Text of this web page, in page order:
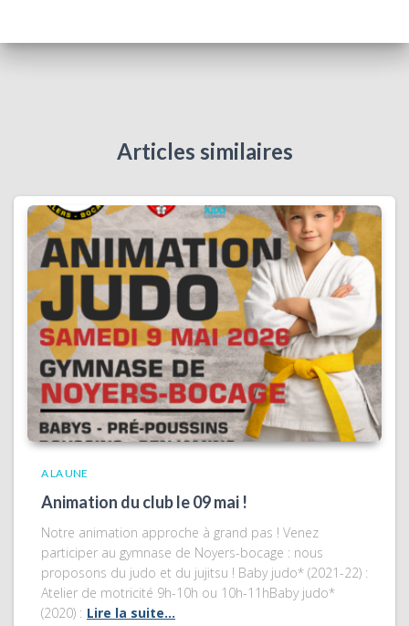
Articles similaires
A LA UNE
Animation du club le 09 mai !
Notre animation approche à grand pas ! Venez
participer au gymnase de Noyers-bocage : nous
proposons du judo et du jujitsu ! Baby judo* (2021-22) :
Atelier de motricité 9h-10h ou 10h-11hBaby judo*
(2020) : Lire la suite…